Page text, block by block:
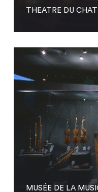
THEATRE DU
MUSÉE DE LA